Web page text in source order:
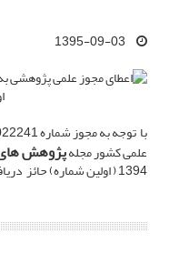
1395-09-03
علمی کشور مجلهپژوهش
1394 ( اولین شماره) حائز دریافت درجه